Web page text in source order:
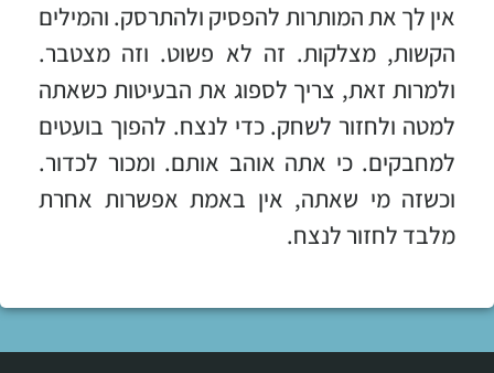
אין לך את המותרות להפסיק ולהתרסק. והמילים
הקשות, מצלקות. זה לא פשוט. וזה מצטבר.
ולמרות זאת, צריך לספוג את הבעיטות כשאתה
למטה ולחזור לשחק. כדי לנצח. להפוך בועטים
למחבקים. כי אתה אוהב אותם. ומכור לכדור.
וכשזה מי שאתה, אין באמת אפשרות אחרת
מלבד לחזור לנצח.